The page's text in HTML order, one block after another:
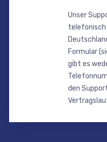
Unser
Formular
gibt es
den